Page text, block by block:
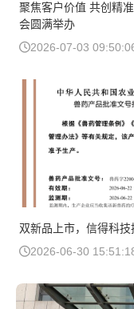
聚焦客户价值 共创精
会圆满举办
2026-07-03
双新品上市，信得科
2026-06-30